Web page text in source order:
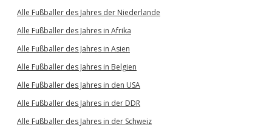
Alle Fußballer des Jahres der Niederlande
Alle Fußballer des Jahres in Afrika
Alle Fußballer des Jahres in Asien
Alle Fußballer des Jahres in Belgien
Alle Fußballer des Jahres in den USA
Alle Fußballer des Jahres in der DDR
Alle Fußballer des Jahres in der Schweiz